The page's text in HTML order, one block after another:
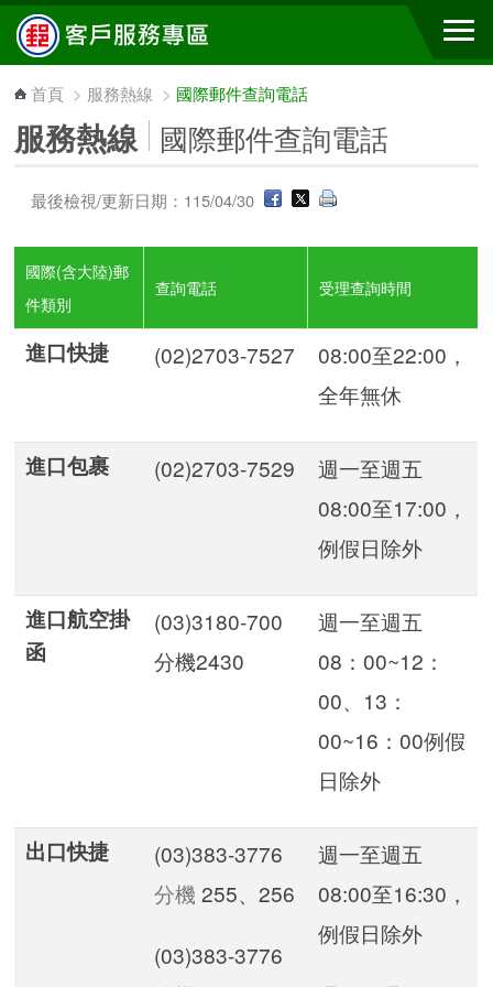
跳到主要內容區塊
首頁 > 服務熱線 > 國際郵件查詢電話
服務熱線 國際郵件查詢電話
最後檢視/更新日期：115/04/30
國際(含大陸)郵
件類別
查詢電話 受理查詢時間
進口快捷 (02)2703-7527
08:00至22:00，
全年無休
進口包裹 (02)2703-7529
週一至週五
08:00至17:00，
例假日除外
進口航空掛
函
(03)3180-700
分機2430
週一至週五
08：00~12：
00、13：
00~16：00例假
日除外
出口快捷
(03)383-3776
分機 255、256
(03)383-3776
週一至週五
08:00至16:30，
例假日除外